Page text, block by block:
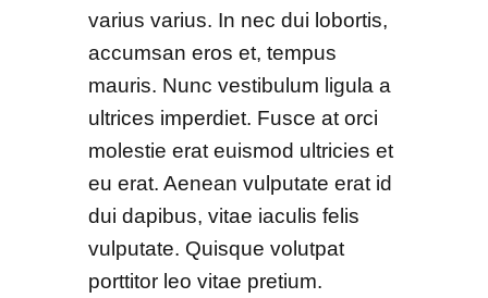
varius varius. In nec dui lobortis,
accumsan eros et, tempus
mauris. Nunc vestibulum ligula a
ultrices imperdiet. Fusce at orci
molestie erat euismod ultricies et
eu erat. Aenean vulputate erat id
dui dapibus, vitae iaculis felis
vulputate. Quisque volutpat
porttitor leo vitae pretium.